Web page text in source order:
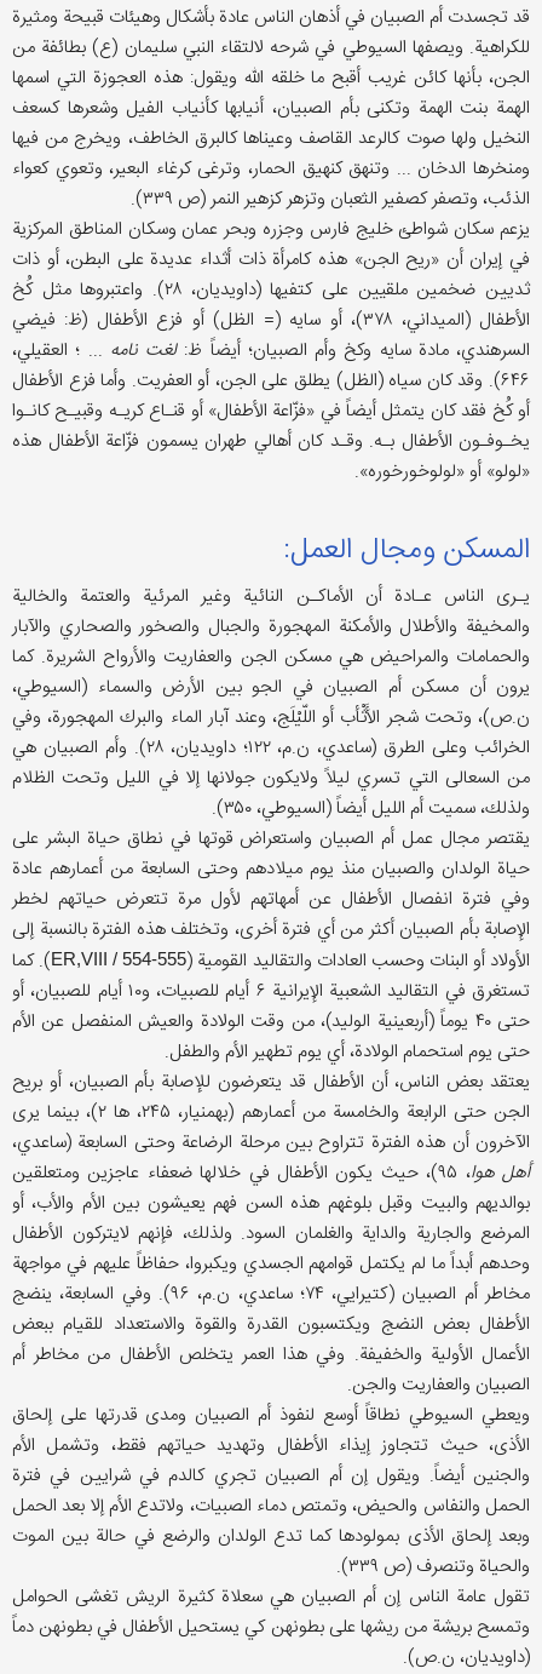
قد تجسدت أم الصبيان في أذهان الناس عادة بأشكال وهيئات قبيحة ومثیرة
للكراهية. ويصفها السيوطي في شرحه لالتقاء النبي سليمان (ع) بطائفة من
الجن، بأنها کائن غریب أقبح ما خلقه الله ويقول: هذه العجوزة التي اسمها
الهمة بنت الهمة وتكنى بأم الصبيان، أنيابها كأنياب الفيل وشعرها كسعف
النخيل ولها صوت كالرعد القاصف وعيناها كالبرق الخاطف، ویخرج من فيها
ومنخرها الدخان ... وتنهق کنهیق الحمار، وترغی کرغاء البعیر، وتعوي کعواء
الذئب، وتصفر كصفير الثعبان وتزهر كزهير النمر (ص ۳۳۹).
یزعم سكان شواطئ خلیج فارس وجزره وبحر عمان وسکان المناطق المرکزیة
في إيران أن «ريح الجن» هذه کامرأ‌ة ذات أثداء عديدة على البطن، أو ذات
ثديين ضخمين ملقيين على كتفيها (داويديان، ۲۸). واعتبروها مثل كُخ
الأطفال (الميداني، ۳۷۸)، أو سایه (= الظل) أو فزع الأطفال (ظ: فيضي
السرهندي، مادة سايه وكخ وأم الصبيان؛ أيضاً ظ:لغت نامه ... ؛ العقيلي،
۶۴۶). وقد كان سیاه (الظل) يطلق على الجن، أو العفريت. وأما فزع الأطفال
أو کُخ فقد كان يتمثل أيضاً في «فزّاعة الأطفال» أو قنـاع كريـه وقبيـح كانـوا
يخـوفـون الأطفال بـه. وقـد كان أهالي طهران يسمون فزّاعة الأطفال هذه
«لولو» أو «لولوخورخوره».
المسکن ومجال العمل:
يـرى الناس عـادة أن الأماکـن النائیة وغیر المرئية والعتمة والخالية
والمخيفة والأطلال والأمكنة المهجورة والجبال والصخور والصحاري والآبار
والحمامات والمراحيض هي مسکن الجن والعفاريت والأرواح الشريرة. کما
یرون أن مسکن أم الصبيان في الجو بين الأرض والسماء (السيوطي،
ن.ص)، وتحت شجر الأَثْأب أو اللّيْلَج، وعند آبار الماء والبرك المهجورة، وفي
الخرائب وعلى الطرق (ساعدي، ن.م، ۱۲۲؛ داويديان، ۲۸). وأم الصبيان هي
من السعالی التي تسري لیلاً ولایکون جولانها إلا في اللیل وتحت الظلام
ولذلك، سميت أم الليل أيضاً (السيوطي، ۳۵۰).
یقتصر مجال عمل أم الصبيان واستعراض قوتها في نطاق حياة البشر علی
حیاة الولدان والصبیان منذ يوم میلادهم وحتی السابعة من أعمارهم عادة
وفي فترة انفصال الأطفال عن أمهاتهم لأول مرة تتعرض حیاتهم لخطر
الإصابة بأم الصبیان أکثر من أي فترة أخری، وتختلف هذه الفترة بالنسبة إلی
الأولاد أو البنات وحسب العادات والتقاليد القومية (ER,VIII / 554-555). کما
تستغرق في التقالید الشعبیة الإیرانیة ۶ أيام للصبيات، و۱۰ أيام للصبيان، أو
حتى ۴۰ يوماً (أربعينية الوليد)، من وقت الولادة والعیش المنفصل عن الأم
حتى يوم استحمام الولادة، أي يوم تطهير الأم والطفل.
يعتقد بعض الناس، أن الأطفال قد یتعرضون للإصابة بأم الصبيان، أو بريح
الجن حتى الرابعة والخامسة من أعمارهم (بهمنيار، ۲۴۵، ها ۲)، بینما یری
الآخرون أن هذه الفترة تتراوح بین مرحلة الرضاعة وحتى السابعة (ساعدي،
أهل هوا
، ۹۵)، حیث يكون الأطفال في خلالها ضعفاء عاجزين ومتعلقین
بوالدیهم والبيت وقبل بلوغهم هذه السن فهم یعیشون بين الأم والأب، أو
المرضع والجارية والداية والغلمان السود. ولذلك، فإنهم لايتركون الأطفال
وحدهم أبداً ما لم یکتمل قوامهم الجسدي ويكبروا، حفاظاً علیهم في مواجهة
مخاطر أم الصبيان (کتیرایي، ۷۴؛ ساعدي، ن.م، ۹۶). وفي السابعة، ینضج
الأطفال بعض النضج ويكتسبون القدرة والقوة والاستعداد للقيام ببعض
الأعمال الأولية والخفیفة. وفي هذا العمر یتخلص الأطفال من مخاطر أم
الصبيان والعفاریت والجن.
ویعطي السیوطي نطاقاً أوسع لنفوذ أم الصبیان ومدی قدرتها علی إلحاق
الأذی، حیث تتجاوز إیذاء الأطفال وتهدید حیاتهم فقط، وتشمل الأم
والجنین أیضاً. ويقول إن أم الصبيان تجري كالدم في شرایین في فترة
الحمل والنفاس والحيض، وتمتص دماء الصبیات، ولاتدع الأم إلا بعد الحمل
وبعد إلحاق الأذی بمولودها کما تدع الولدان والرضع في حالة بين الموت
والحياة وتنصرف (ص ۳۳۹).
تقول عامة الناس إن أم الصبيان هي سعلاة کثیرة الریش تغشى الحوامل
وتمسح بريشة من ريشها على بطونهن كي يستحيل الأطفال في بطونهن دماً
(داویدیان، ن.ص).